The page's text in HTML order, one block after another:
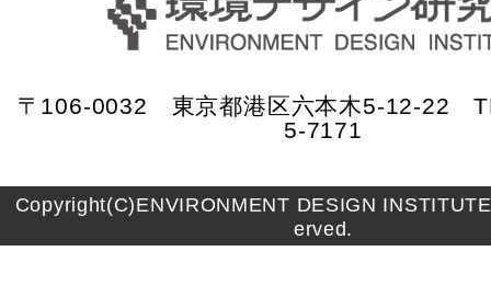
〒106-0032 東京都港区六本木5-12-22
5-7171
Copyright(C)ENVIRONMENT DESIGN
erved.